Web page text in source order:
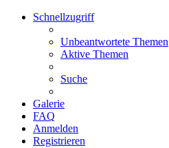
Schnellzugriff
Unbeantwortete Themen
Aktive Themen
Suche
Galerie
FAQ
Anmelden
Registrieren